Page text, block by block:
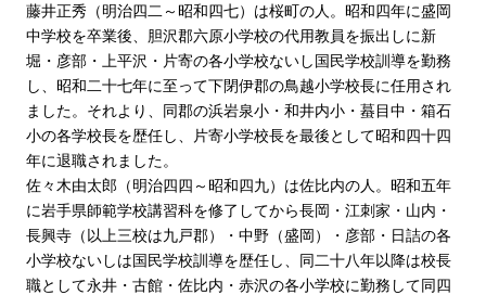
藤井正秀（明治四二～昭和四七）は桜町の人。昭和四年に盛岡
中学校を卒業後、胆沢郡六原小学校の代用教員を振出しに新
堀・彦部・上平沢・片寄の各小学校ないし国民学校訓導を勤務
し、昭和二十七年に至って下閉伊郡の鳥越小学校長に任用され
ました。それより、同郡の浜岩泉小・和井内小・蟇目中・箱石
小の各学校長を歴任し、片寄小学校長を最後として昭和四十四
年に退職されました。
佐々木由太郎（明治四四～昭和四九）は佐比内の人。昭和五年
に岩手県師範学校講習科を修了してから長岡・江刺家・山内・
長興寺（以上三校は九戸郡）・中野（盛岡）・彦部・日詰の各
小学校ないしは国民学校訓導を歴任し、同二十八年以降は校長
職として永井・古館・佐比内・赤沢の各小学校に勤務して同四